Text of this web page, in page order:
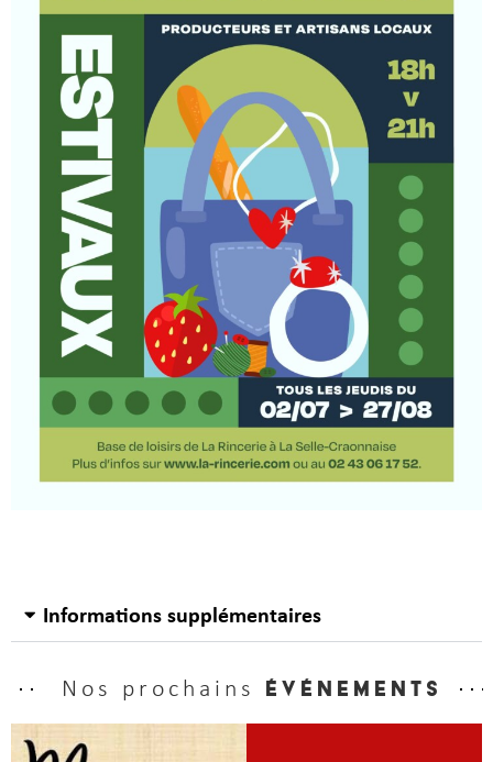
Informations supplémentaires
Nos prochains événements